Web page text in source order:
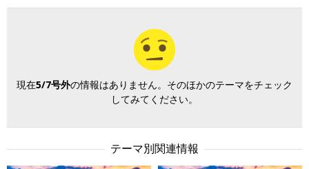
現在5/7号外の情報はありません。そのほかのテーマをチェック
してみてください。
テーマ別関連情報